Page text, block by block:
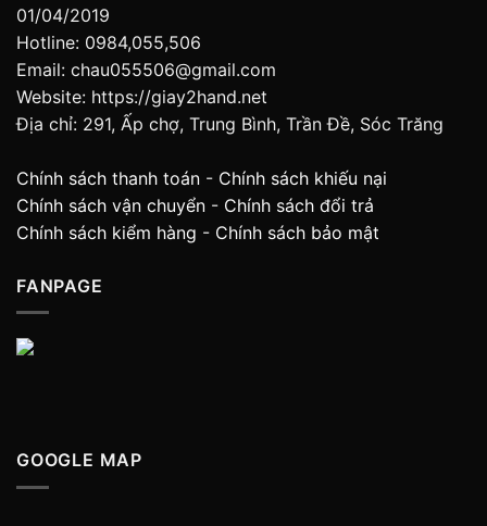
01/04/2019
Hotline: 0984,055,506
Email: chau055506@gmail.com
Website: https://giay2hand.net
Địa chỉ: 291, Ấp chợ, Trung Bình, Trần Đề, Sóc Trăng
Chính sách thanh toán - Chính sách khiếu nại
Chính sách vận chuyển - Chính sách đổi trả
Chính sách kiểm hàng - Chính sách bảo mật
FANPAGE
GOOGLE MAP